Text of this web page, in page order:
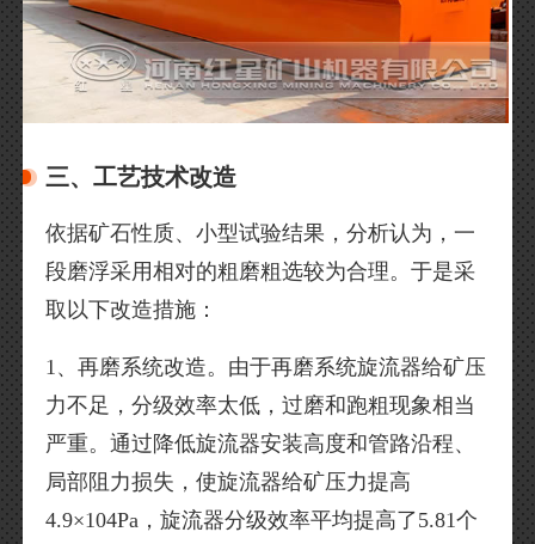
三、工艺技术改造
依据矿石性质、小型试验结果，分析认为，一
段磨浮采用相对的粗磨粗选较为合理。于是采
取以下改造措施：
1、再磨系统改造。由于再磨系统旋流器给矿压
力不足，分级效率太低，过磨和跑粗现象相当
严重。通过降低旋流器安装高度和管路沿程、
局部阻力损失，使旋流器给矿压力提高
4.9×104Pa，旋流器分级效率平均提高了5.81个